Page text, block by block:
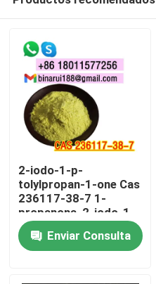
En casa
Productos
Los vídeos
2-iodo-1-p-
tolylpropan-1-one Cas
236117-38-7 1-
propanona, 2-iodo-1-
((4-metilfenilo) -
Enviar Consulta